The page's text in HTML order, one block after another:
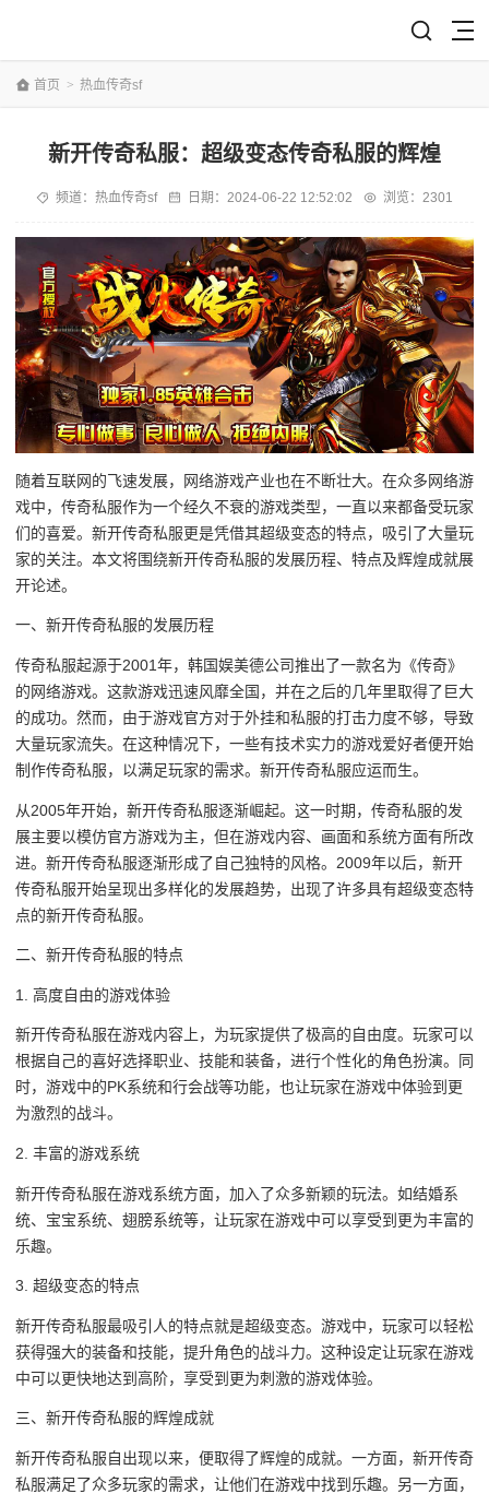
首页 > 热血传奇sf
新开传奇私服：超级变态传奇私服的辉煌
频道： 热血传奇sf 日期： 2024-06-22 12:52:02 浏览：2301
随着互联网的飞速发展，网络游戏产业也在不断壮大。在众多网络游
戏中，传奇私服作为一个经久不衰的游戏类型，一直以来都备受玩家
们的喜爱。新开传奇私服更是凭借其超级变态的特点，吸引了大量玩
家的关注。本文将围绕新开传奇私服的发展历程、特点及辉煌成就展
开论述。
一、新开传奇私服的发展历程
传奇私服起源于2001年，韩国娱美德公司推出了一款名为《传奇》
的网络游戏。这款游戏迅速风靡全国，并在之后的几年里取得了巨大
的成功。然而，由于游戏官方对于外挂和私服的打击力度不够，导致
大量玩家流失。在这种情况下，一些有技术实力的游戏爱好者便开始
制作传奇私服，以满足玩家的需求。新开传奇私服应运而生。
从2005年开始，新开传奇私服逐渐崛起。这一时期，传奇私服的发
展主要以模仿官方游戏为主，但在游戏内容、画面和系统方面有所改
进。新开传奇私服逐渐形成了自己独特的风格。2009年以后，新开
传奇私服开始呈现出多样化的发展趋势，出现了许多具有超级变态特
点的新开传奇私服。
二、新开传奇私服的特点
1. 高度自由的游戏体验
新开传奇私服在游戏内容上，为玩家提供了极高的自由度。玩家可以
根据自己的喜好选择职业、技能和装备，进行个性化的角色扮演。同
时，游戏中的PK系统和行会战等功能，也让玩家在游戏中体验到更
为激烈的战斗。
2. 丰富的游戏系统
新开传奇私服在游戏系统方面，加入了众多新颖的玩法。如结婚系
统、宝宝系统、翅膀系统等，让玩家在游戏中可以享受到更为丰富的
乐趣。
3. 超级变态的特点
新开传奇私服最吸引人的特点就是超级变态。游戏中，玩家可以轻松
获得强大的装备和技能，提升角色的战斗力。这种设定让玩家在游戏
中可以更快地达到高阶，享受到更为刺激的游戏体验。
三、新开传奇私服的辉煌成就
新开传奇私服自出现以来，便取得了辉煌的成就。一方面，新开传奇
私服满足了众多玩家的需求，让他们在游戏中找到乐趣。另一方面，